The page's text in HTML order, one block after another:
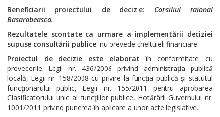
Beneficiarii proiectului de decizie: Consiliul raional
Basarabeasca.
Rezultatele scontate ca urmare a implementării deciziei
supuse consultării publice: nu prevede cheltuieli financiare.
Proiectul de decizie este elaborat în conformitate cu
prevederile Legii nr. 436/2006 privind administraţia publică
locală, Legii nr. 158/2008 cu privire la funcţia publică şi statutul
funcţionarului public, Legii nr. 155/2011 pentru aprobarea
Clasificatorului unic al funcţiilor publice, Hotărârii Guvernului nr.
1001/2011 privind punerea în aplicare a unor acte legislative.